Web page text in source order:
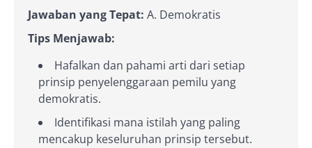
Jawaban yang Tepat: A. Demokratis
Tips Menjawab:
Hafalkan dan pahami arti dari setiap
prinsip penyelenggaraan pemilu yang
demokratis.
Identifikasi mana istilah yang paling
mencakup keseluruhan prinsip tersebut.